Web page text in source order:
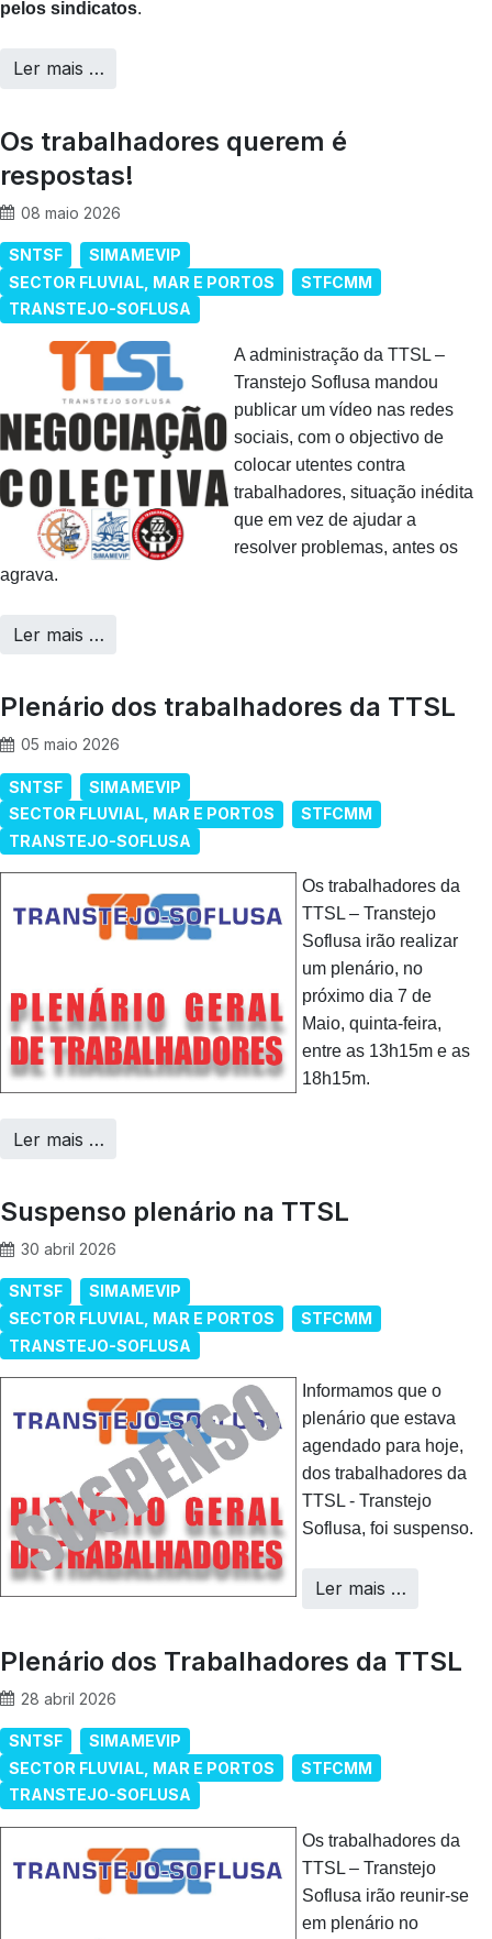
pelos sindicatos.
Ler mais …
Os trabalhadores querem é
respostas!
08 maio 2026
SNTSF
SIMAMEVIP
SECTOR FLUVIAL, MAR E PORTOS
STFCMM
TRANSTEJO-SOFLUSA
A administração da TTSL –
Transtejo Soflusa mandou
publicar um vídeo nas redes
sociais, com o objectivo de
colocar utentes contra
trabalhadores, situação inédita
que em vez de ajudar a
resolver problemas, antes os
agrava.
Ler mais …
Plenário dos trabalhadores da TTSL
05 maio 2026
SNTSF
SIMAMEVIP
SECTOR FLUVIAL, MAR E PORTOS
STFCMM
TRANSTEJO-SOFLUSA
Os trabalhadores da
TTSL – Transtejo
Soflusa irão realizar
um plenário, no
próximo dia 7 de
Maio, quinta-feira,
entre as 13h15m e as
18h15m.
Ler mais …
Suspenso plenário na TTSL
30 abril 2026
SNTSF
SIMAMEVIP
SECTOR FLUVIAL, MAR E PORTOS
STFCMM
TRANSTEJO-SOFLUSA
Informamos que o
plenário que estava
agendado para hoje,
dos trabalhadores da
TTSL - Transtejo
Soflusa, foi suspenso.
Ler mais …
Plenário dos Trabalhadores da TTSL
28 abril 2026
SNTSF
SIMAMEVIP
SECTOR FLUVIAL, MAR E PORTOS
STFCMM
TRANSTEJO-SOFLUSA
Os trabalhadores da
TTSL – Transtejo
Soflusa irão reunir-se
em plenário no